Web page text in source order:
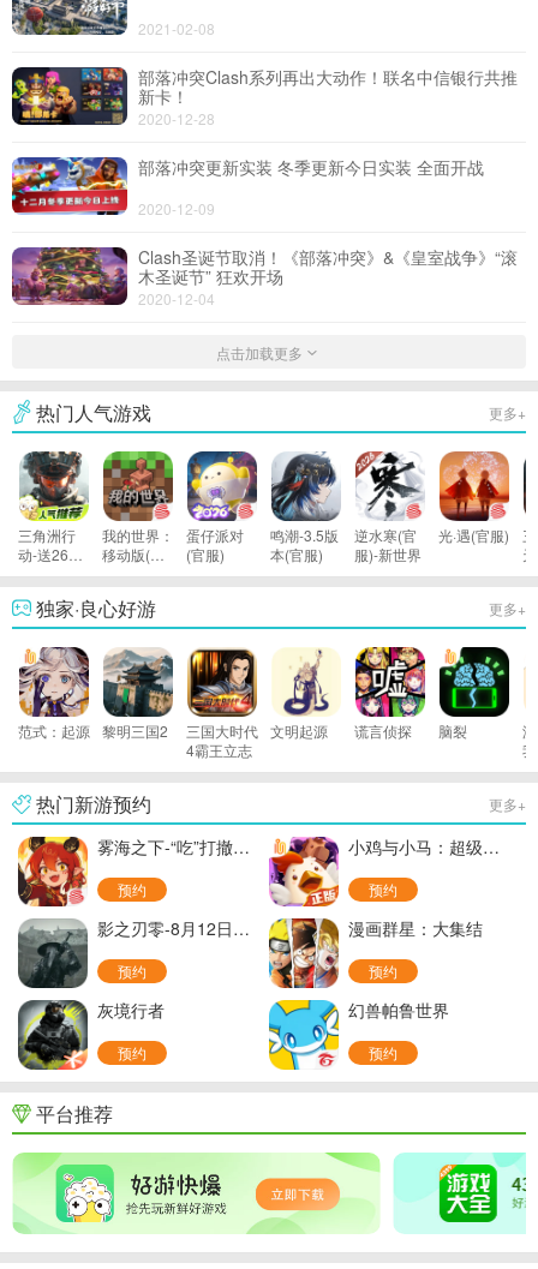
2021-02-08
部落冲突Clash系列再出大动作！联名中信银行共推
新卡！
2020-12-28
部落冲突更新实装 冬季更新今日实装 全面开战
2020-12-09
Clash圣诞节取消！《部落冲突》&《皇室战争》“滚
木圣诞节” 狂欢开场
2020-12-04
点击加载更多
热门人气游戏 更多+
三角洲行
动-送2600
限时三角券
我的世界：
移动版(官
服)
蛋仔派对
(官服)
鸣潮-3.5版
本(官服)
逆水寒(官
服)-新世界
光·遇(官服)
独家·良心好游 更多+
范式：起源 黎明三国2
三国大时代
4霸王立志
文明起源 谎言侦探 脑裂
雄
热门新游预约 更多+
雾海之下-“吃”打撤新游(官服)
预约
小鸡与小马：超级派对-超级鸡马
预约
影之刃零-8月12日开放预购-PC
预约
漫画群星：大集结
预约
灰境行者
预约
幻兽帕鲁世界
预约
平台推荐